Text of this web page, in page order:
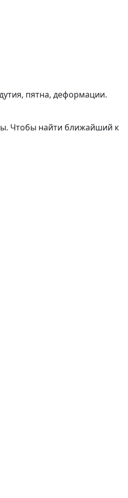
пятна, деформации.
Чтобы найти ближайший к